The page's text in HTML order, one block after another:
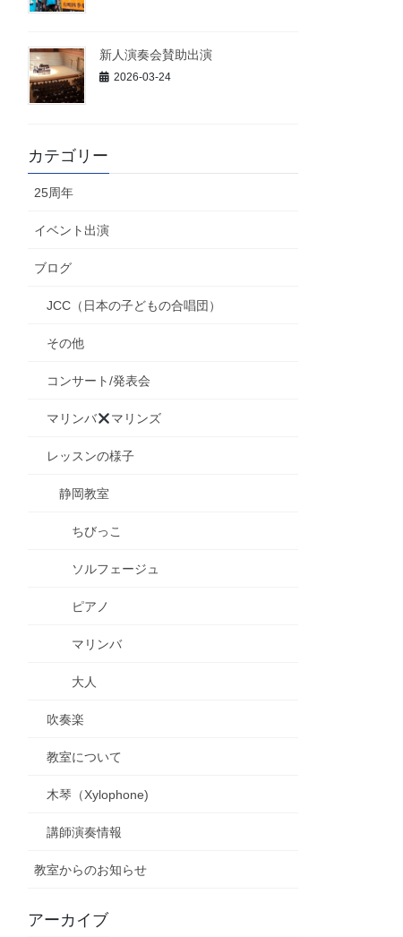
新人演奏会賛助出演
2026-03-24
カテゴリー
25周年
イベント出演
ブログ
JCC（日本の子どもの合唱団）
その他
コンサート/発表会
マリンバ マリンズ
レッスンの様子
静岡教室
ちびっこ
ソルフェージュ
ピアノ
マリンバ
大人
吹奏楽
教室について
木琴（Xylophone)
講師演奏情報
教室からのお知らせ
アーカイブ